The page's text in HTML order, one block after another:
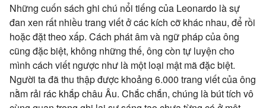
Những cuốn sách ghi chú nổi tiếng của Leonardo là sự
đan xen rất nhiều trang viết ở các kích cỡ khác nhau, để rồi
hoặc đặt theo xấp. Cách phát âm và ngữ pháp của ông
cũng đặc biệt, không những thế, ông còn tự luyện cho
mình cách viết ngược như là một loại mật mã đặc biệt.
Người ta đã thu thập được khoảng 6.000 trang viết của ông
nằm rải rác khắp châu Âu. Chắc chắn, chúng là bút tích vô